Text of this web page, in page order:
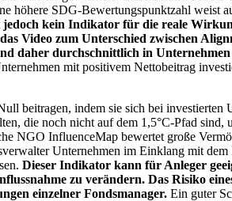
höhere SDG-Bewertungspunktzahl weist
jedoch kein Indikator für die reale
Video zum Unterschied zwischen
daher durchschnittlich in
mit positivem Nettobeitrag
beitragen, indem sie sich bei investierten
die noch nicht auf dem 1,5°C-Pfad
NGO InfluenceMap bewertet große
Unternehmen im Einklang mit
Dieser Indikator kann für Anleger
zu verändern. Das Risiko
einzelner Fondsmanager. Ein guter